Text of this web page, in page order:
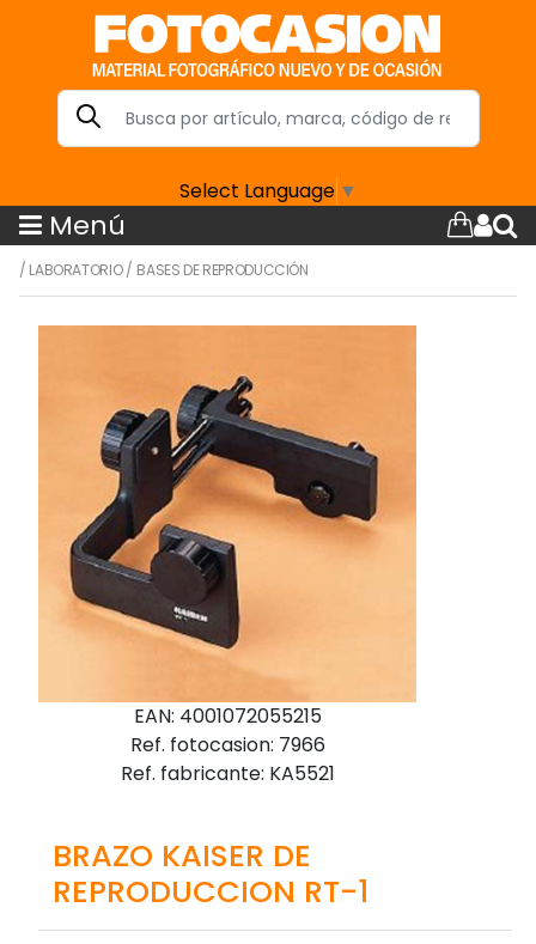
Select Language ▼
Menú
/ LABORATORIO/ BASES DE REPRODUCCIÓN
EAN: 4001072055215
Ref. fotocasion: 7966
Ref. fabricante: KA5521
BRAZO KAISER DE
REPRODUCCION RT-1